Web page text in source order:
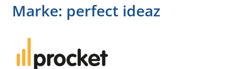
Marke: perfect ideaz